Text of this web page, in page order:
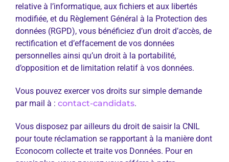
relative à l’informatique, aux fichiers et aux libertés
modifiée, et du Règlement Général à la Protection des
données (RGPD), vous bénéficiez d’un droit d’accès, de
rectification et d’effacement de vos données
personnelles ainsi qu’un droit à la portabilité,
d’opposition et de limitation relatif à vos données.
Vous pouvez exercer vos droits sur simple demande
par mail à : contact-candidats.
Vous disposez par ailleurs du droit de saisir la CNIL
pour toute réclamation se rapportant à la manière dont
Econocom collecte et traite vos Données. Pour en